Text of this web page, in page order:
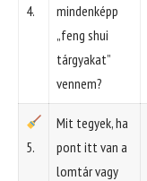
4.
mindenképp
„feng shui
tárgyakat”
vennem?
5.
Mit tegyek, ha
pont itt van a
lomtár vagy